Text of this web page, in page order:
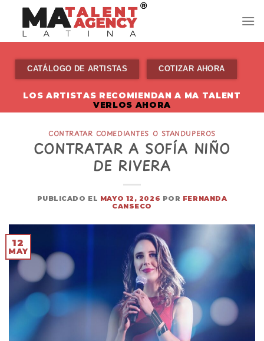
content
CATÁLOGO DE ARTISTAS COTIZAR AHORA
LOS ARTISTAS RECOMIENDAN A MA TALENT
VERLOS AHORA
CONTRATAR COMEDIANTES O STANDUPEROS
CONTRATAR A SOFÍA NIÑO
DE RIVERA
PUBLICADO EL MAYO 12, 2026 POR FERNANDA
CANSECO
12
MAY